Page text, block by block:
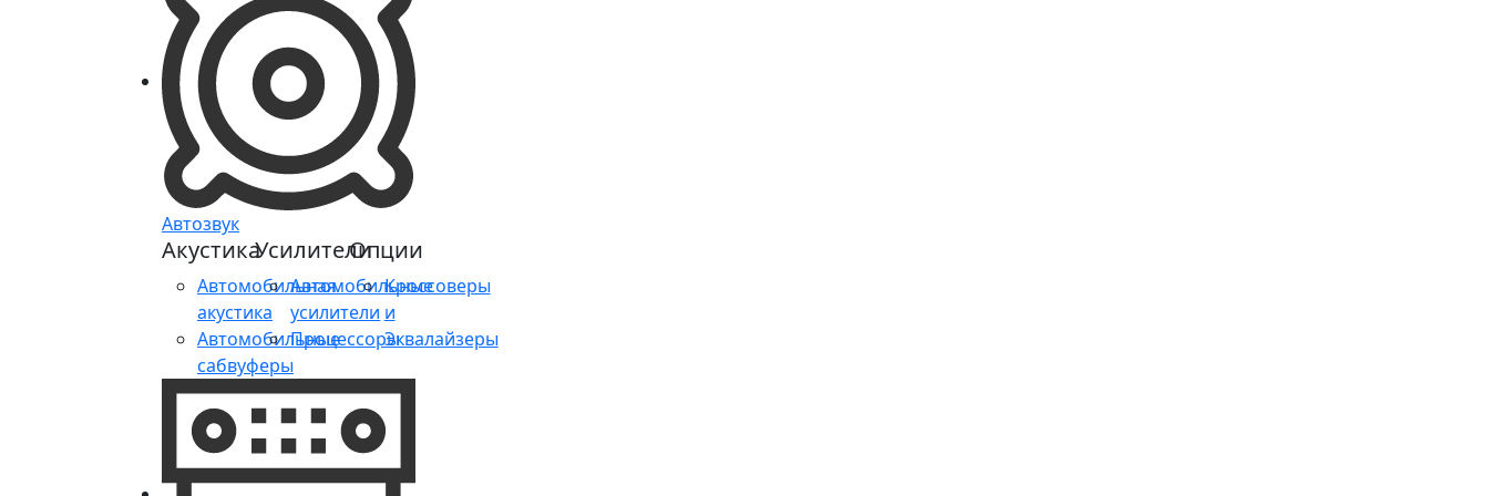
Автозвук
Акустика
Автомобильная
акустика
Автомобильные
сабвуферы
Усилители
Автомобильные
усилители
Процессоры
Опции
Кроссоверы
и
Эквалайзеры